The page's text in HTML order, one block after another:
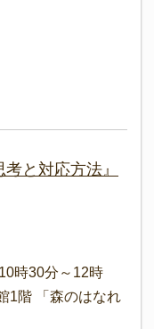
と対応方法』
時30分～12時
1階 「森のはなれ